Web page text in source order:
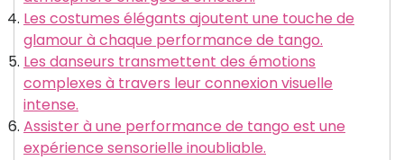
Les costumes élégants ajoutent une touche de
glamour à chaque performance de tango.
Les danseurs transmettent des émotions
complexes à travers leur connexion visuelle
intense.
Assister à une performance de tango est une
expérience sensorielle inoubliable.